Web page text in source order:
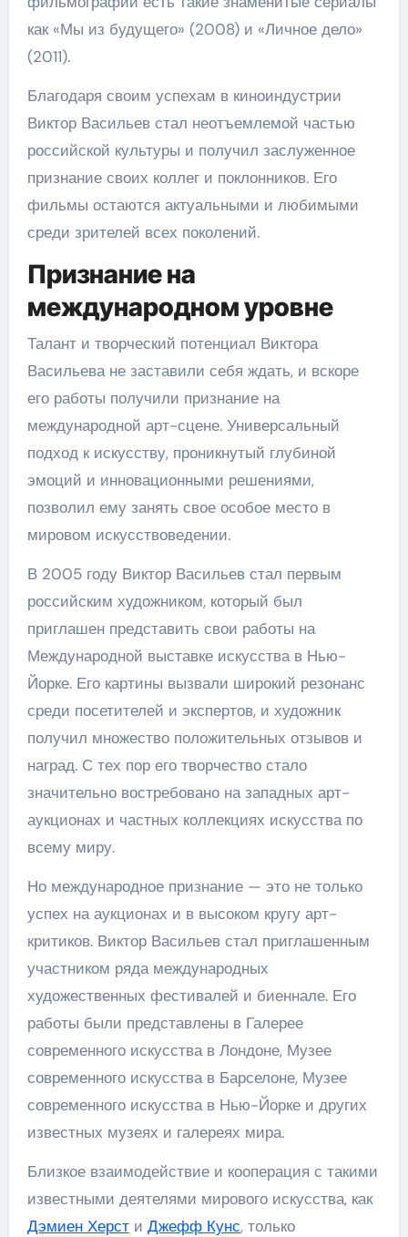
как «Мы из будущего» (2008) и «Личное дело»
(2011).
Благодаря своим успехам в киноиндустрии
Виктор Васильев стал неотъемлемой частью
российской культуры и получил заслуженное
признание своих коллег и поклонников. Его
фильмы остаются актуальными и любимыми
среди зрителей всех поколений.
Признание на
международном уровне
Талант и творческий потенциал Виктора
Васильева не заставили себя ждать, и вскоре
его работы получили признание на
международной арт-сцене. Универсальный
подход к искусству, проникнутый глубиной
эмоций и инновационными решениями,
позволил ему занять свое особое место в
мировом искусствоведении.
В 2005 году Виктор Васильев стал первым
российским художником, который был
приглашен представить свои работы на
Международной выставке искусства в Нью-
Йорке. Его картины вызвали широкий резонанс
среди посетителей и экспертов, и художник
получил множество положительных отзывов и
наград. С тех пор его творчество стало
значительно востребовано на западных арт-
аукционах и частных коллекциях искусства по
всему миру.
Но международное признание — это не только
успех на аукционах и в высоком кругу арт-
критиков. Виктор Васильев стал приглашенным
участником ряда международных
художественных фестивалей и биеннале. Его
работы были представлены в Галерее
современного искусства в Лондоне, Музее
современного искусства в Барселоне, Музее
современного искусства в Нью-Йорке и других
известных музеях и галереях мира.
Близкое взаимодействие и кооперация с такими
известными деятелями мирового искусства, как
Дэмиен Херсти Джефф Кунс, только